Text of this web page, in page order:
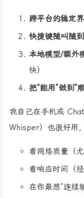
跨平台的稳定
快捷键随叫随到
本地模型/额外
快）
把“能用”做到“
我自己在手机或
Whisper）也很好用
看网络质量（
看响应时间（
在你最想“连续